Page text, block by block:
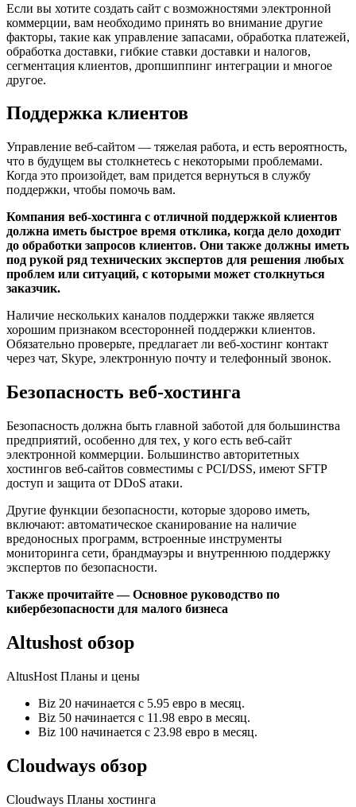
Если вы хотите создать сайт с возможностями электронной
коммерции, вам необходимо принять во внимание другие
факторы, такие как управление запасами, обработка платежей,
обработка доставки, гибкие ставки доставки и налогов,
сегментация клиентов, дропшиппинг интеграции и многое
другое.
Поддержка клиентов
Управление веб-сайтом — тяжелая работа, и есть вероятность,
что в будущем вы столкнетесь с некоторыми проблемами.
Когда это произойдет, вам придется вернуться в службу
поддержки, чтобы помочь вам.
Компания веб-хостинга с отличной поддержкой клиентов
должна иметь быстрое время отклика, когда дело доходит
до обработки запросов клиентов. Они также должны иметь
под рукой ряд технических экспертов для решения любых
проблем или ситуаций, с которыми может столкнуться
заказчик.
Наличие нескольких каналов поддержки также является
хорошим признаком всесторонней поддержки клиентов.
Обязательно проверьте, предлагает ли веб-хостинг контакт
через чат, Skype, электронную почту и телефонный звонок.
Безопасность веб-хостинга
Безопасность должна быть главной заботой для большинства
предприятий, особенно для тех, у кого есть веб-сайт
электронной коммерции. Большинство авторитетных
хостингов веб-сайтов совместимы с PCI/DSS, имеют SFTP
доступ и защита от DDoS атаки.
Другие функции безопасности, которые здорово иметь,
включают: автоматическое сканирование на наличие
вредоносных программ, встроенные инструменты
мониторинга сети, брандмауэры и внутреннюю поддержку
экспертов по безопасности.
Также прочитайте — Основное руководство по
кибербезопасности для малого бизнеса
Altushost обзор
AltusHost Планы и цены
Biz 20 начинается с 5.95 евро в месяц.
Biz 50 начинается с 11.98 евро в месяц.
Biz 100 начинается с 23.98 евро в месяц.
Cloudways обзор
Cloudways Планы хостинга